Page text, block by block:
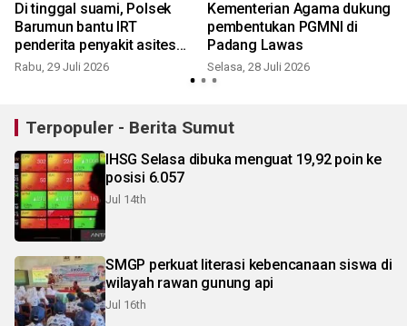
Di tinggal suami, Polsek
Barumun bantu IRT
penderita penyakit asites
dan ganguan jantung
Rabu, 29 Juli 2026
Kementerian Agama dukung
pembentukan PGMNI di
Padang Lawas
Selasa, 28 Juli 2026
Terpopuler - Berita Sumut
IHSG Selasa dibuka menguat 19,92 poin ke
posisi 6.057
Jul 14th
SMGP perkuat literasi kebencanaan siswa di
wilayah rawan gunung api
Jul 16th